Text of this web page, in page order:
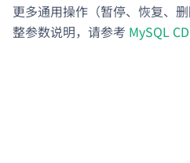
更多通用操作（暂停、恢复、
整参数说明，请参考 MySQL